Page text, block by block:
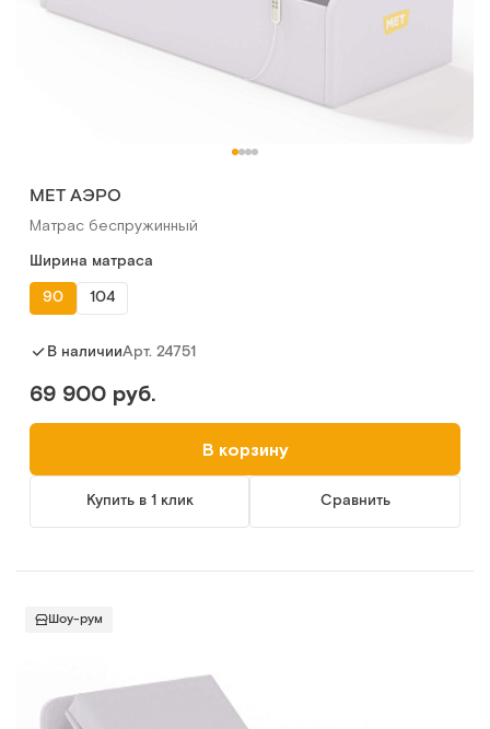
МЕТ АЭРО
Матрас беспружинный
Ширина матраса
90
104
В наличииАрт. 24751
69 900 руб.
В корзину
Купить в 1 клик Сравнить
Шоу-рум